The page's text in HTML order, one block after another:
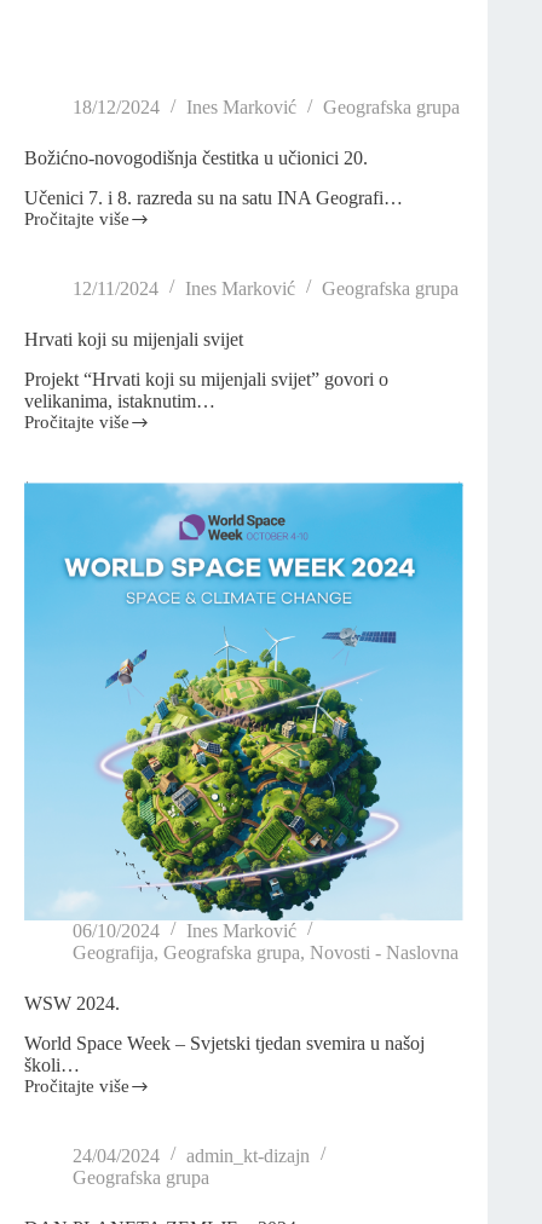
18/12/2024 Ines Marković Geografska grupa
Božićno-novogodišnja čestitka u učionici 20.
Učenici 7. i 8. razreda su na satu INA Geografi…
Pročitajte više
12/11/2024 Ines Marković Geografska grupa
Hrvati koji su mijenjali svijet
Projekt “Hrvati koji su mijenjali svijet” govori o
velikanima, istaknutim…
Pročitajte više
06/10/2024
Ines Marković
Geografija, Geografska grupa, Novosti - Naslovna
WSW 2024.
World Space Week – Svjetski tjedan svemira u našoj
školi…
Pročitajte više
24/04/2024
admin_kt-dizajn
Geografska grupa